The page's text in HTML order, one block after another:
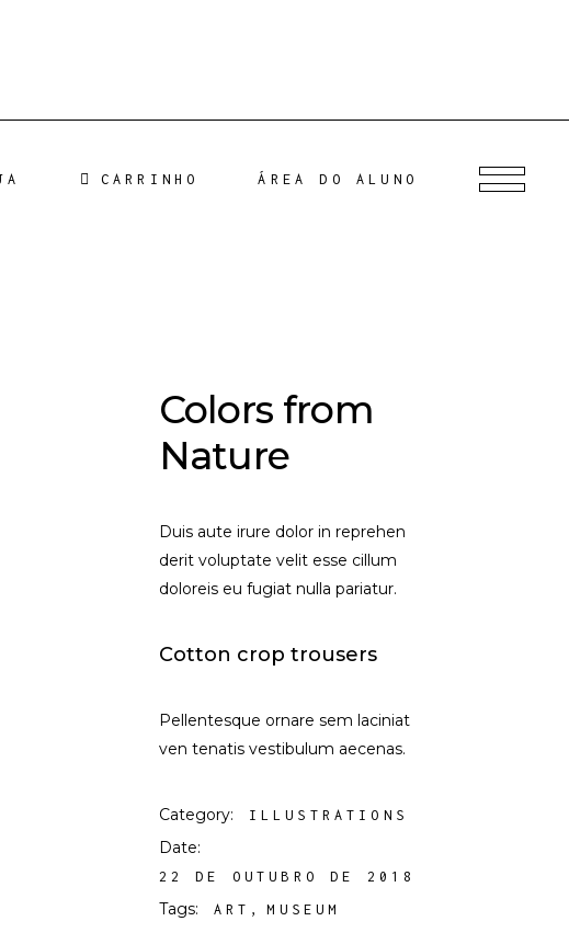
CARRINHO ÁREA DO ALUNO
Colors from
Nature
Duis aute irure dolor in reprehen
derit voluptate velit esse cillum
doloreis eu fugiat nulla pariatur.
Cotton crop trousers
Pellentesque ornare sem laciniat
ven tenatis vestibulum aecenas.
Category: ILLUSTRATIONS
Date:
22 DE OUTUBRO DE 2018
Tags: ART MUSEUM